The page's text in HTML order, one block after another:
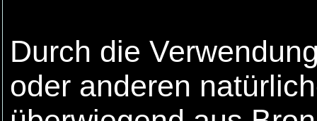
Durch die
oder anderen